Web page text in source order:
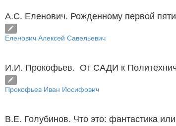
А.С. Еленович. Рожденному первой
Еленович Алексей Савельевич
И.И. Прокофьев. От САДИ к
Прокофьев Иван Иосифович
В.Е. Голубинов. Что это: фантастика